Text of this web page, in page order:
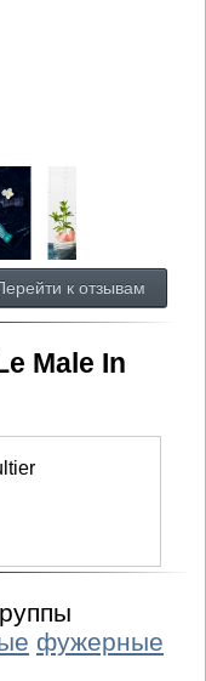
к отзывам
Male In
фужерные